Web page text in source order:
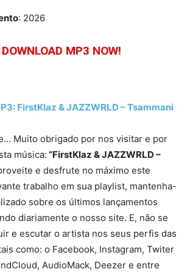
: 2026
DOWNLOAD MP3 NOW!
FirstKlaz & JAZZWRLD – Tsammani
Muito obrigado por nos visitar e por
música: “FirstKlaz & JAZZWRLD –
e desfrute no máximo este
trabalho em sua playlist, mantenha-
sobre os últimos lançamentos
diariamente o nosso site. E, não se
e escutar o artista nos seus perfis das
como: o Facebook, Instagram, Twiter
AudioMack, Deezer e entre